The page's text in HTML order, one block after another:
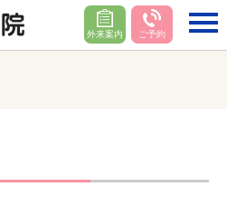
ご予約
外来案内